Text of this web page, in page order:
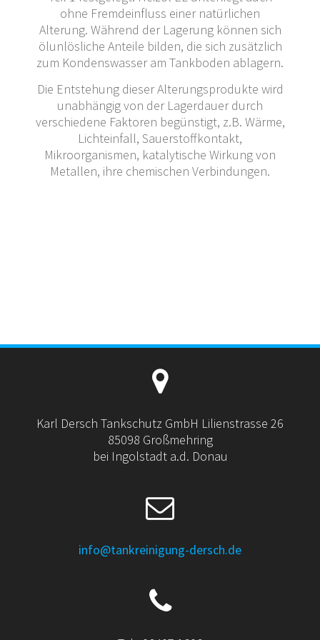
ohne Fremdeinfluss einer natürlichen
Alterung. Während der Lagerung können sich
ölunlösliche Anteile bilden, die sich zusätzlich
zum Kondenswasser am Tankboden ablagern.
Die Entstehung dieser Alterungsprodukte wird
unabhängig von der Lagerdauer durch
verschiedene Faktoren begünstigt, z.B. Wärme,
Lichteinfall, Sauerstoffkontakt,
Mikroorganismen, katalytische Wirkung von
Metallen, ihre chemischen Verbindungen.
Karl Dersch Tankschutz GmbH Lilienstrasse 26
85098 Großmehring
bei Ingolstadt a.d. Donau
info@tankreinigung-dersch.de